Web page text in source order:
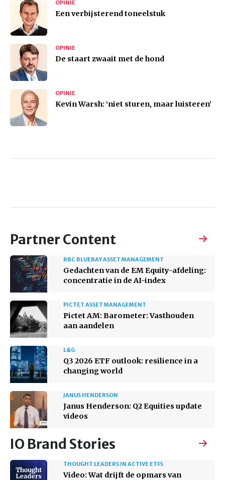
OPINIE
Een verbijsterend toneelstuk
OPINIE
De staart zwaait met de hond
OPINIE
Kevin Warsh: ‘niet sturen, maar luisteren’
Partner Content
RBC BLUEBAY ASSET MANAGEMENT
Gedachten van de EM Equity-afdeling:
concentratie in de AI-index
PICTET ASSET MANAGEMENT
Pictet AM: Barometer: Vasthouden
aan aandelen
L&G
Q3 2026 ETF outlook: resilience in a
changing world
JANUS HENDERSON
Janus Henderson: Q2 Equities update
videos
IO Brand Stories
THOUGHT LEADERS IN ACTIVE ETFS
Video: Wat drijft de opmars van